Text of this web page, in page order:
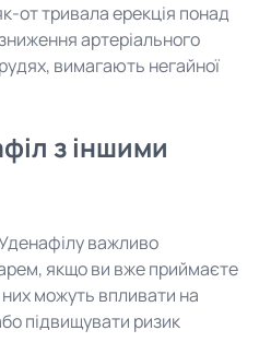
от тривала ерекція понад
артеріального
вимагають негайної
з іншими
важливо
якщо ви вже приймаєте
можуть впливати на
підвищувати ризик